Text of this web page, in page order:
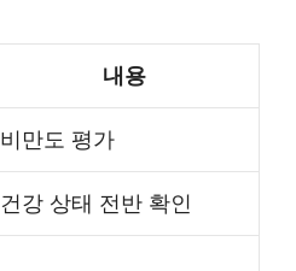
내용
비만도 평가
건강 상태 전반 확인